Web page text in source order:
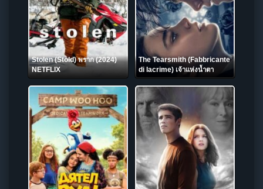
Stolen (Stöld) พราก (2024)
NETFLIX
The Tearsmith (Fabbricante
di lacrime) เจ้าแห่งน้ำตา
(2024) NETFLIX